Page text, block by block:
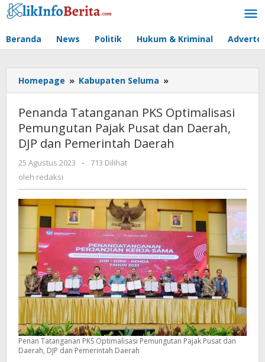
Lewati
ke
Beranda News Politik Hukum & Kriminal
Homepage » Kabupaten Seluma »
Tatanganan
Optimalisasi
Pemungutan
Pajak
DJP
dan
Pemerintah
Daerah
Penanda Tatanganan PKS Optimalisasi
Pemungutan Pajak Pusat dan Daerah,
DJP dan Pemerintah Daerah
25 Agustus 2023
oleh
-
713 Dilihat
oleh redaksi
Penan Tatanganan PKS Optimalisasi Pemungutan Pajak Pusat dan
Daerah, DJP dan Pemerintah Daerah